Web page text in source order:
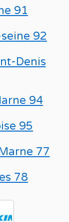
91
92
Denis
94
95
77
78